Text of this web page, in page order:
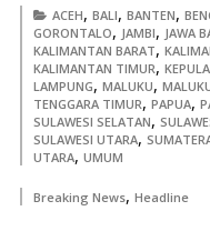
ACEH, BALI, BANTEN,
GORONTALO, JAMBI, JAWA
KALIMANTAN BARAT,
KALIMANTAN TIMUR,
LAMPUNG, MALUKU,
TENGGARA TIMUR, PAPUA,
SULAWESI SELATAN,
SULAWESI UTARA,
UTARA, UMUM
Breaking News, Headline